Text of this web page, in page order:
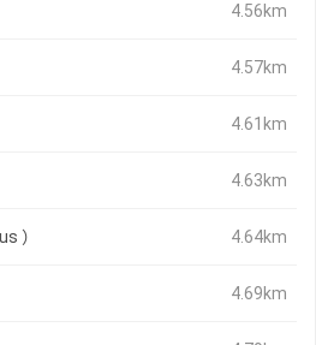
4.56km
4.57km
4.61km
4.63km
） 4.64km
4.69km